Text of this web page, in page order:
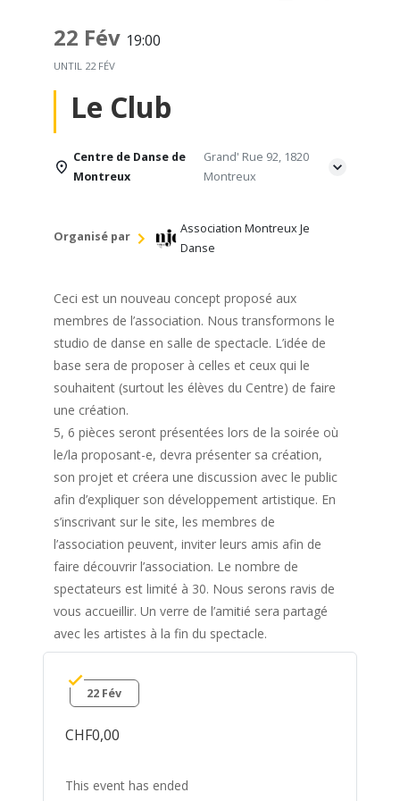
22 Fév 19:00
UNTIL 22 FÉV
Le Club
Centre de Danse de
Montreux
Grand' Rue 92, 1820
Montreux
Organisé par
Association Montreux Je
Danse
Ceci est un nouveau concept proposé aux
membres de l’association. Nous transformons le
studio de danse en salle de spectacle. L’idée de
base sera de proposer à celles et ceux qui le
souhaitent (surtout les élèves du Centre) de faire
une création.
5, 6 pièces seront présentées lors de la soirée où
le/la proposant-e, devra présenter sa création,
son projet et créera une discussion avec le public
afin d’expliquer son développement artistique. En
s’inscrivant sur le site, les membres de
l’association peuvent, inviter leurs amis afin de
faire découvrir l’association. Le nombre de
spectateurs est limité à 30. Nous serons ravis de
vous accueillir. Un verre de l’amitié sera partagé
avec les artistes à la fin du spectacle.
22 Fév
CHF0,00
This event has ended